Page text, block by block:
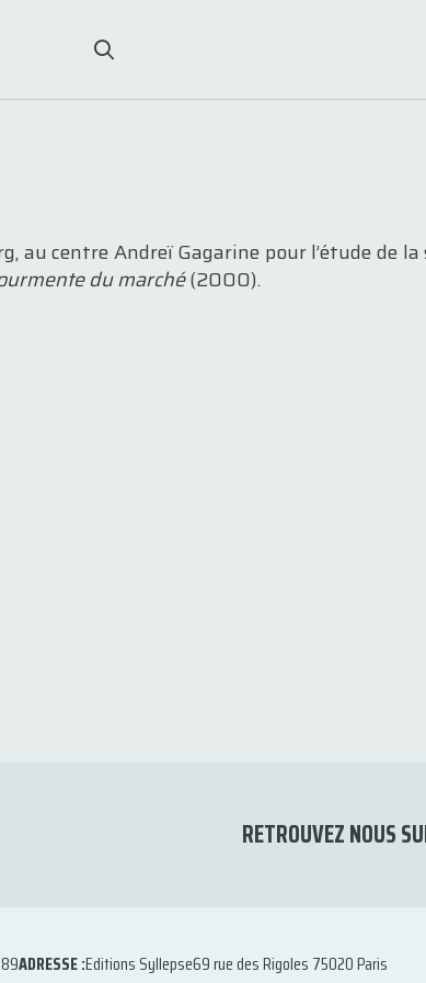
au centre Andreï Gagarine pour l’étude de
du marché(2000).
RETROUVEZ NOUS
ADRESSE :Editions Syllepse69 rue des Rigoles 75020 Paris